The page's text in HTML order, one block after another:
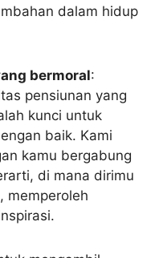
dalam hidup
bermoral:
pensiunan yang
kunci untuk
baik. Kami
kamu bergabung
di mana dirimu
memperoleh